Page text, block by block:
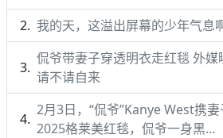
我的天，这溢出屏幕的少年气息
侃爷带妻子穿透明衣走红毯 外媒
请不请自来
2月3日，“侃爷”Kanye West携
2025格莱美红毯，侃爷一身黑…